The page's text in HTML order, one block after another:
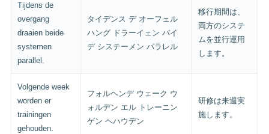
Tijdens de
overgang
draaien beide
systemen
parallel.
タイデンス デ オーフェル
ハング ドラーイェン バイ
デ システーメン パラレル
移行期間は、
両方のシステ
ムを並行運用
します。
Volgende week
worden er
trainingen
gehouden.
フォルヘンデ ウェーク ウ
ォルデン エル トレーニン
ゲン ヘハウデン
研修は来週実
施します。